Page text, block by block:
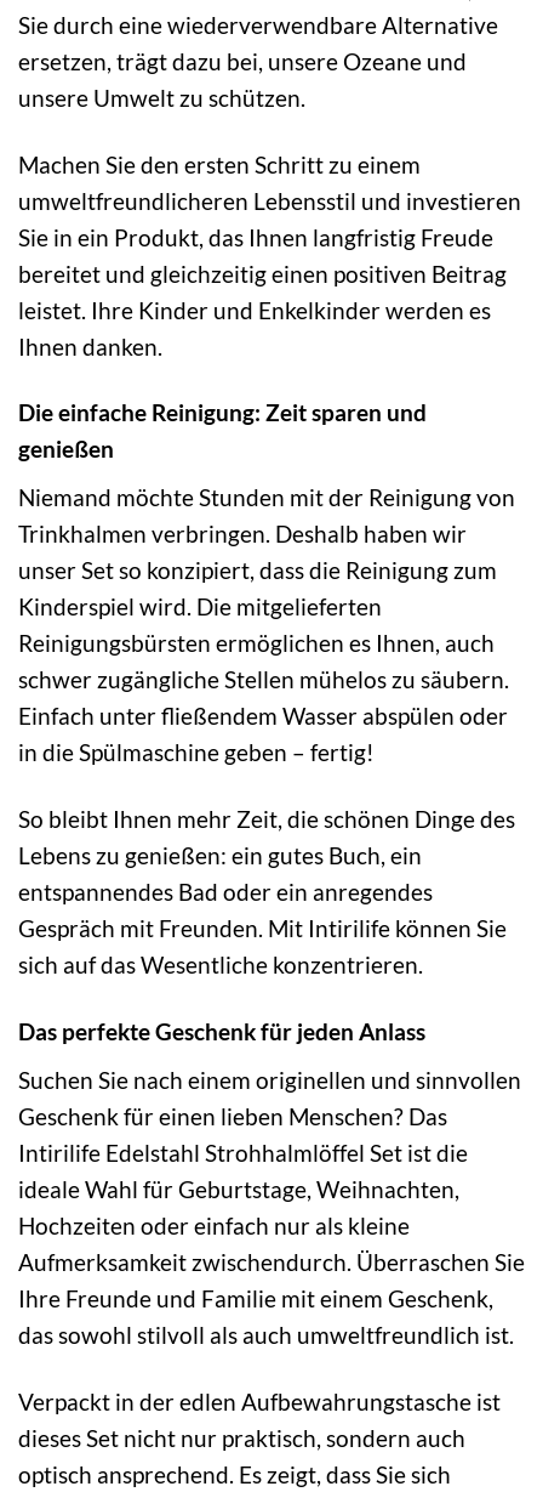
Sie durch eine wiederverwendbare Alternative
ersetzen, trägt dazu bei, unsere Ozeane und
unsere Umwelt zu schützen.
Machen Sie den ersten Schritt zu einem
umweltfreundlicheren Lebensstil und investieren
Sie in ein Produkt, das Ihnen langfristig Freude
bereitet und gleichzeitig einen positiven Beitrag
leistet. Ihre Kinder und Enkelkinder werden es
Ihnen danken.
Die einfache Reinigung: Zeit sparen und
genießen
Niemand möchte Stunden mit der Reinigung von
Trinkhalmen verbringen. Deshalb haben wir
unser Set so konzipiert, dass die Reinigung zum
Kinderspiel wird. Die mitgelieferten
Reinigungsbürsten ermöglichen es Ihnen, auch
schwer zugängliche Stellen mühelos zu säubern.
Einfach unter fließendem Wasser abspülen oder
in die Spülmaschine geben – fertig!
So bleibt Ihnen mehr Zeit, die schönen Dinge des
Lebens zu genießen: ein gutes Buch, ein
entspannendes Bad oder ein anregendes
Gespräch mit Freunden. Mit Intirilife können Sie
sich auf das Wesentliche konzentrieren.
Das perfekte Geschenk für jeden Anlass
Suchen Sie nach einem originellen und sinnvollen
Geschenk für einen lieben Menschen? Das
Intirilife Edelstahl Strohhalmlöffel Set ist die
ideale Wahl für Geburtstage, Weihnachten,
Hochzeiten oder einfach nur als kleine
Aufmerksamkeit zwischendurch. Überraschen Sie
Ihre Freunde und Familie mit einem Geschenk,
das sowohl stilvoll als auch umweltfreundlich ist.
Verpackt in der edlen Aufbewahrungstasche ist
dieses Set nicht nur praktisch, sondern auch
optisch ansprechend. Es zeigt, dass Sie sich